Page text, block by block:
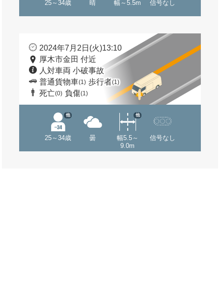
25～34歳 晴 幅～5.5m 信号なし
2024年7月2日(火)13:10
厚木市金田 付近
人対車両 小破事故
普通貨物車(1) 歩行者(1)
死亡(0) 負傷(1)
25～34歳
他
曇
幅5.5～
9.0m
他
信号なし